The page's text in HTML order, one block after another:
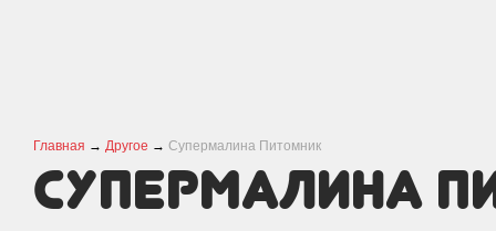
Главная → Другое → Супермалина Питомник
Супермалина